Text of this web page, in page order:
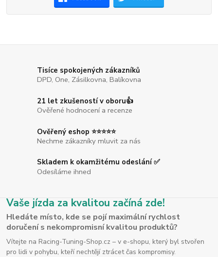
Tisíce spokojených zákazníků
DPD, One, Zásilkovna, Balíkovna
21 let zkušeností v oboru👍
Ověřené hodnocení a recenze
Ověřený eshop ⭐⭐⭐⭐⭐
Nechme zákazníky mluvit za nás
Skladem k okamžitému odeslání ✅
Odesíláme ihned
Vaše jízda za kvalitou začíná zde!
Hledáte místo, kde se pojí maximální rychlost
doručení s nekompromisní kvalitou produktů?
Vítejte na Racing-Tuning-Shop.cz – v e-shopu, který byl stvořen
pro lidi v pohybu, kteří nechtějí ztrácet čas kompromisy.